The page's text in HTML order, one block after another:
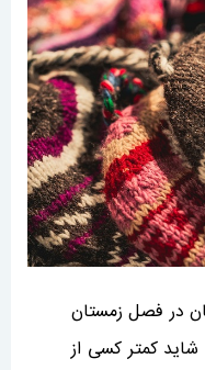
در فصل زمستان
کمتر کسی از